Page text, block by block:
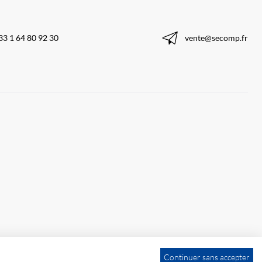
1 64 80 92 30 vente@secomp.fr
Continuer sans accepter